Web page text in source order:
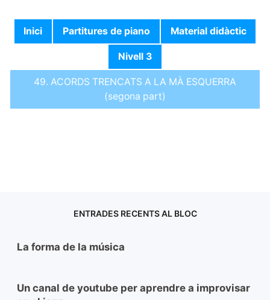
Inici Partitures de piano Material didàctic
Nivell 3
49. ACORDS TRENCATS A LA MÀ ESQUERRA
(segona part)
ENTRADES RECENTS AL BLOC
La forma de la música
Un canal de youtube per aprendre a improvisar